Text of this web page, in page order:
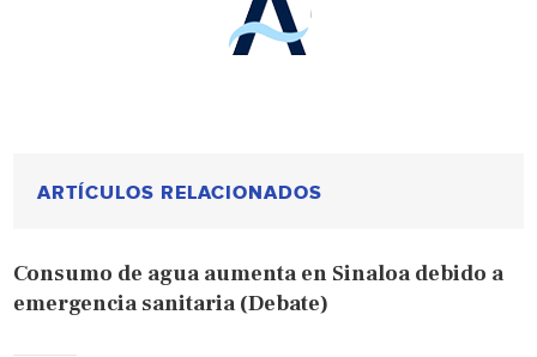
ARTÍCULOS RELACIONADOS
Consumo de agua aumenta en Sinaloa debido a
emergencia sanitaria (Debate)